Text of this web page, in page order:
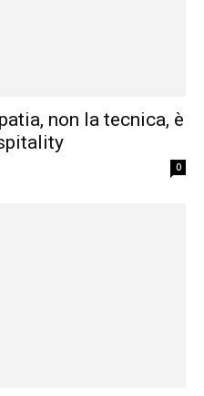
non la tecnica, è
0